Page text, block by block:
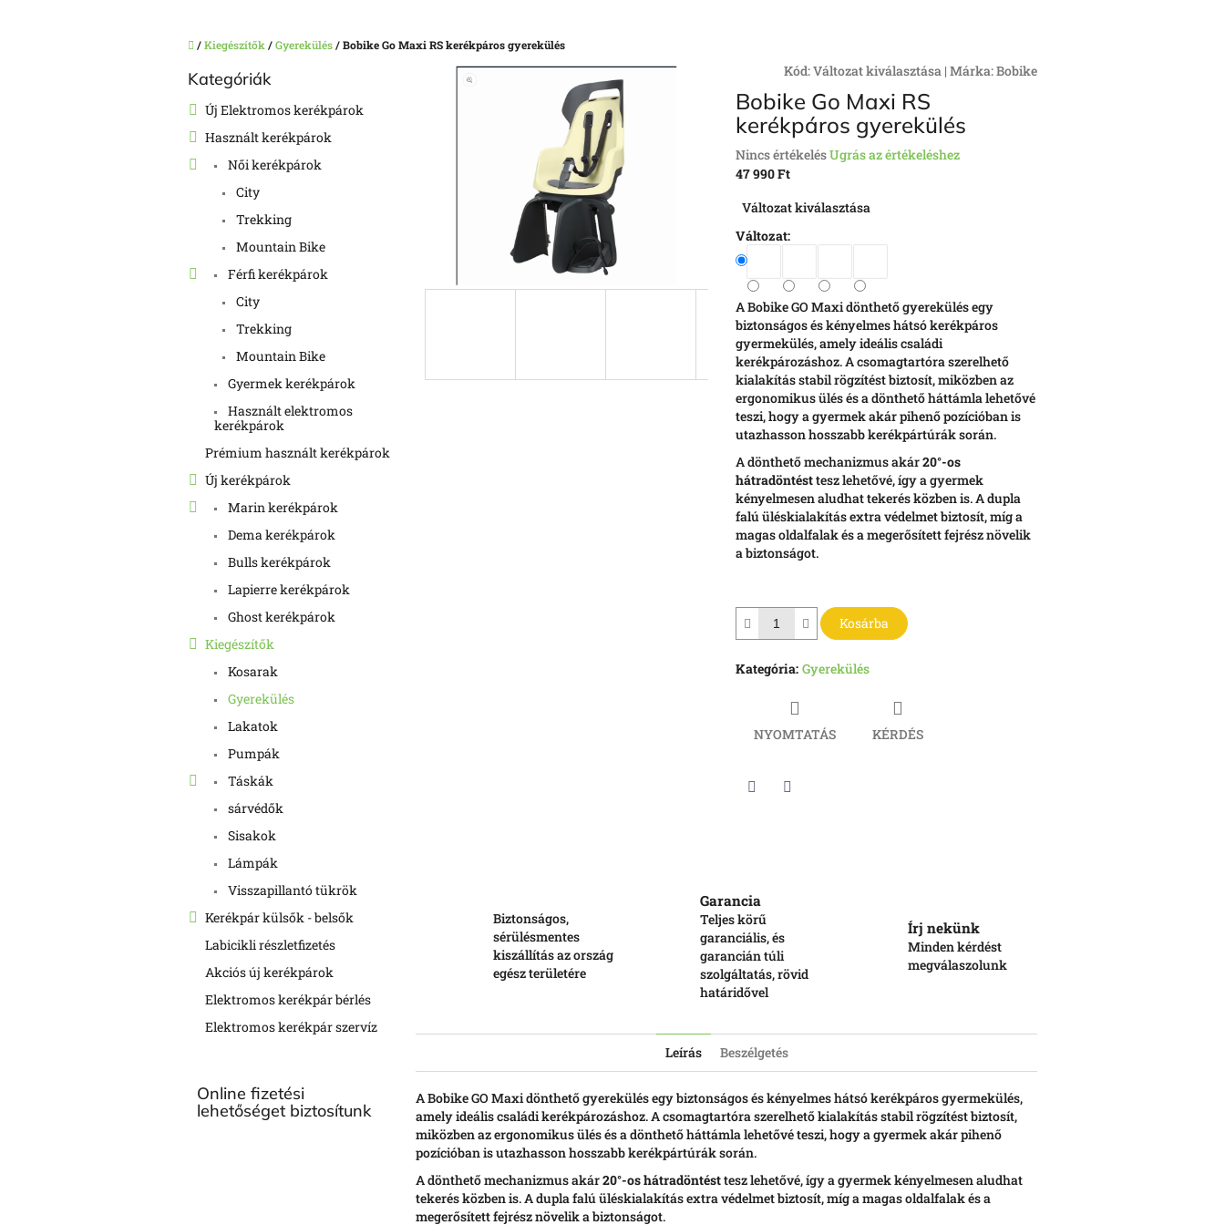
Kezdőlap
/Kiegészítők/Gyerekülés/Bobike Go Maxi RS kerékpáros gyerekülés
Kategóriák
Kategóriák
Új Elektromos kerékpárok
Használt kerékpárok
Női kerékpárok
City
Trekking
Mountain Bike
Férfi kerékpárok
City
Trekking
Mountain Bike
Gyermek kerékpárok
Használt elektromos
kerékpárok
Prémium használt kerékpárok
Új kerékpárok
Marin kerékpárok
Dema kerékpárok
Bulls kerékpárok
Lapierre kerékpárok
Ghost kerékpárok
Kiegészítők
Kosarak
Gyerekülés
Lakatok
Pumpák
Táskák
sárvédők
Sisakok
Lámpák
Visszapillantó tükrök
Kerékpár külsők - belsők
Labicikli részletfizetés
Akciós új kerékpárok
Elektromos kerékpár bérlés
Elektromos kerékpár szervíz
Online fizetési
lehetőséget biztosítunk
Kód:Változat kiválasztása | Márka:Bobike
Bobike Go Maxi RS
kerékpáros gyerekülés
A
termék
értékelése
ből
0,0
csillag.
Nincs értékelésUgrás az értékeléshez
47 990 Ft
Változat kiválasztása
Változat:
A Bobike GO Maxi dönthető gyerekülés egy
biztonságos és kényelmes hátsó kerékpáros
gyermekülés, amely ideális családi
kerékpározáshoz. A csomagtartóra szerelhető
kialakítás stabil rögzítést biztosít, miközben az
ergonomikus ülés és a dönthető háttámla lehetővé
teszi, hogy a gyermek akár pihenő pozícióban is
utazhasson hosszabb kerékpártúrák során.
A dönthető mechanizmus akár20°-os
hátradöntésttesz lehetővé, így a gyermek
kényelmesen aludhat tekerés közben is. A dupla
falú üléskialakítás extra védelmet biztosít, míg a
magas oldalfalak és a megerősített fejrész növelik
a biztonságot.
Kosárba
Kategória: Gyerekülés
NYOMTATÁS KÉRDÉS
Biztonságos,
sérülésmentes
kiszállítás az ország
egész területére
Garancia
Teljes körű
garanciális, és
garancián túli
szolgáltatás, rövid
határidővel
Írj nekünk
Minden kérdést
megválaszolunk
Leírás Beszélgetés
A Bobike GO Maxi dönthető gyerekülés egy biztonságos és kényelmes hátsó kerékpáros gyermekülés,
amely ideális családi kerékpározáshoz. A csomagtartóra szerelhető kialakítás stabil rögzítést biztosít,
miközben az ergonomikus ülés és a dönthető háttámla lehetővé teszi, hogy a gyermek akár pihenő
pozícióban is utazhasson hosszabb kerékpártúrák során.
A dönthető mechanizmus akár20°-os hátradöntésttesz lehetővé, így a gyermek kényelmesen aludhat
tekerés közben is. A dupla falú üléskialakítás extra védelmet biztosít, míg a magas oldalfalak és a
megerősített fejrész növelik a biztonságot.